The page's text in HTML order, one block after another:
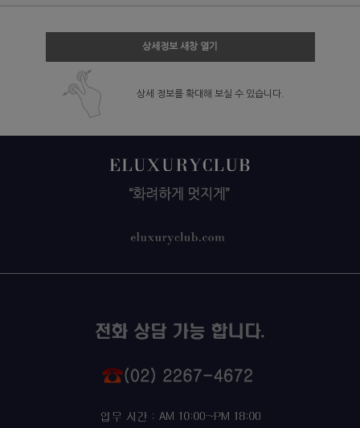
상세정보 새창 열기
상세 정보를 확대해 보실 수 있습니다.